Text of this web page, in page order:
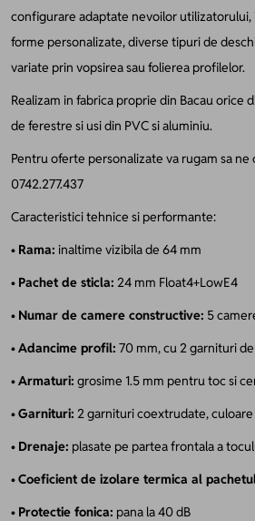
configurare adaptate nevoilor utilizatorului,
forme personalizate, diverse tipuri de
variate prin vopsirea sau folierea profilelor.
Realizam in fabrica proprie din Bacau orice
de ferestre si usi din PVC si aluminiu.
Pentru oferte personalizate va rugam sa
0742.277.437
Caracteristici tehnice si performante:
• Rama: inaltime vizibila de 64 mm
• Pachet de sticla: 24 mm Float4+LowE4
• Numar de camere constructive: 5
•Adancime profil: 70 mm, cu 2 garnituri
•Armaturi: grosime 1.5 mm pentru toc si
•Garnituri: 2 garnituri coextrudate,
• Drenaje: plasate pe partea frontala a
•Coeficient de izolare termica al
• Protectie fonica: pana la 40 dB